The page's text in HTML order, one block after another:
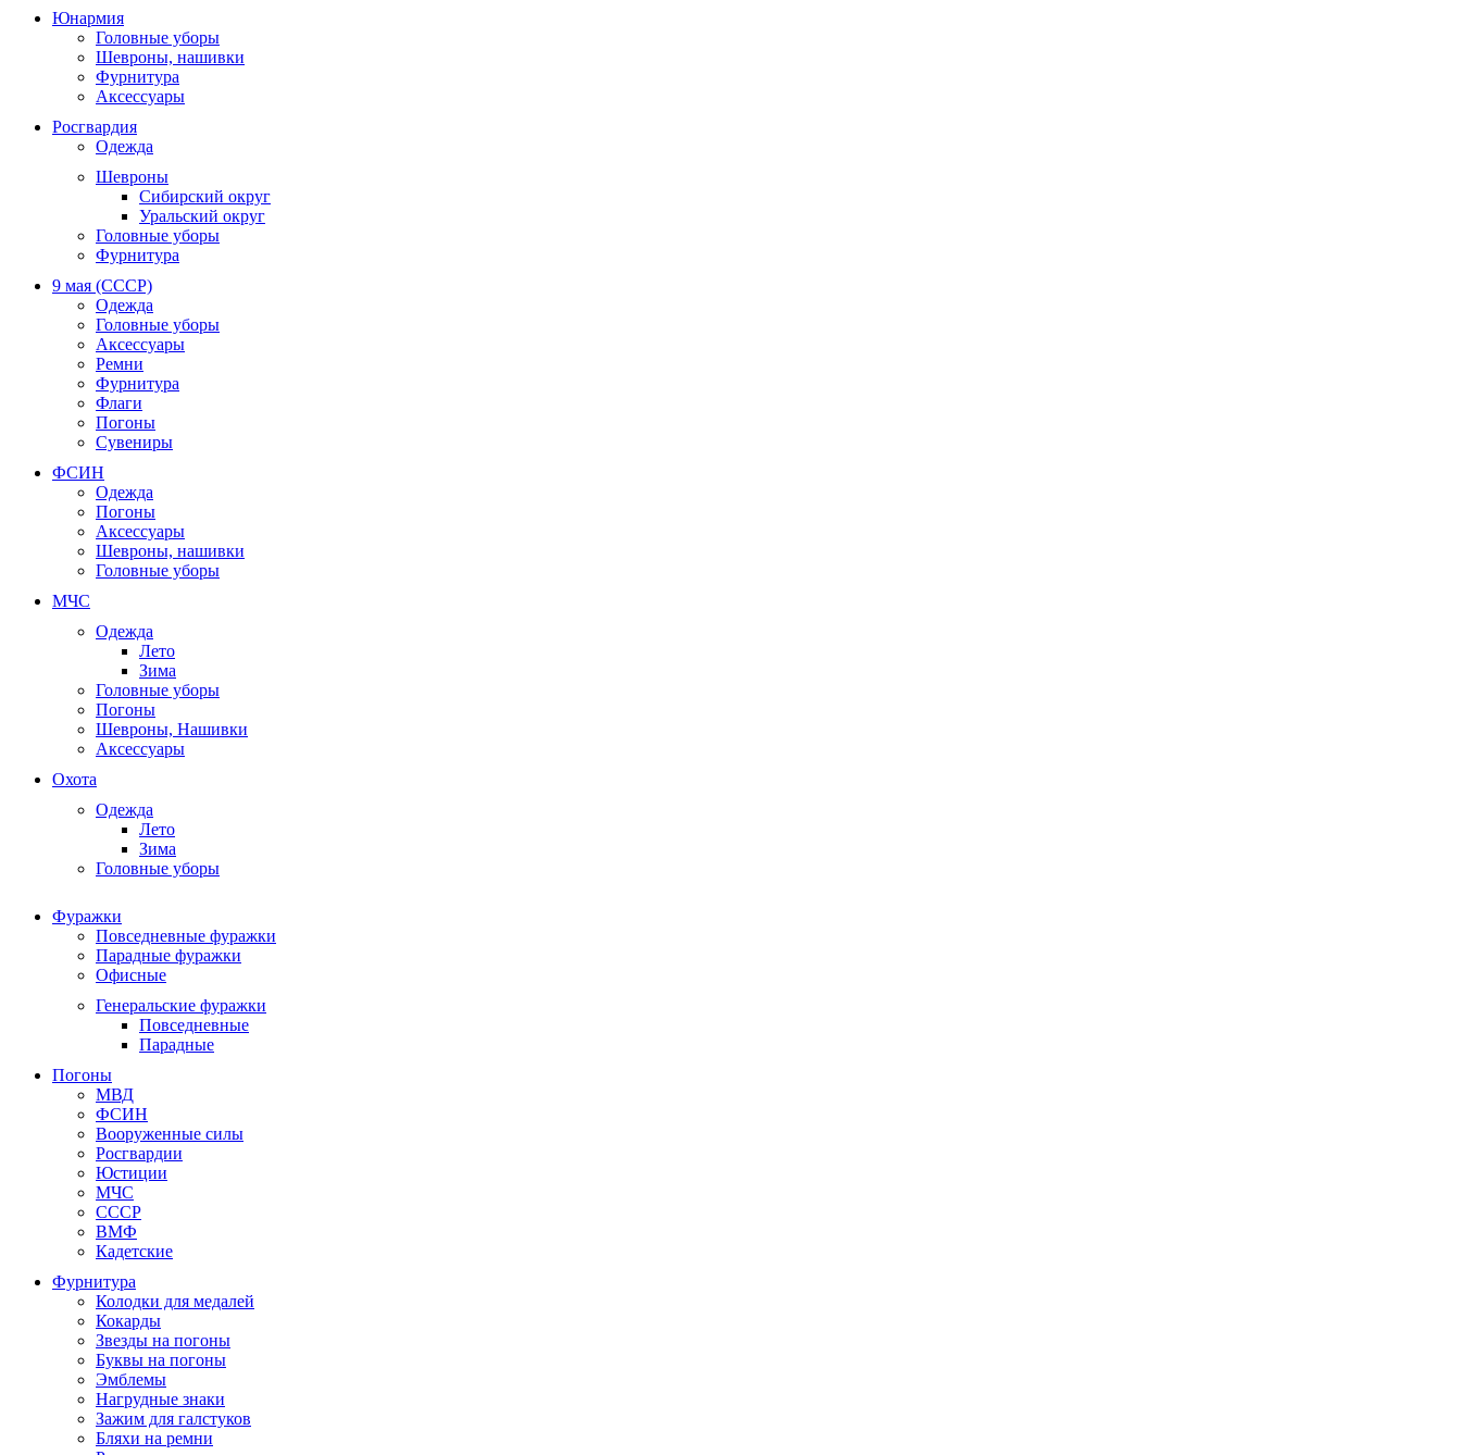
Юнармия
Головные уборы
Шевроны, нашивки
Фурнитура
Аксессуары
Росгвардия
Одежда
Шевроны
Сибирский округ
Уральский округ
Головные уборы
Фурнитура
9 мая (СССР)
Одежда
Головные уборы
Аксессуары
Ремни
Фурнитура
Флаги
Погоны
Сувениры
ФСИН
Одежда
Погоны
Аксессуары
Шевроны, нашивки
Головные уборы
МЧС
Одежда
Лето
Зима
Головные уборы
Погоны
Шевроны, Нашивки
Аксессуары
Охота
Одежда
Лето
Зима
Головные уборы
Фуражки
Повседневные фуражки
Парадные фуражки
Офисные
Генеральские фуражки
Повседневные
Парадные
Погоны
МВД
ФСИН
Вооруженные силы
Росгвардии
Юстиции
МЧС
СССР
ВМФ
Кадетские
Фурнитура
Колодки для медалей
Кокарды
Звезды на погоны
Буквы на погоны
Эмблемы
Нагрудные знаки
Зажим для галстуков
Бляхи на ремни